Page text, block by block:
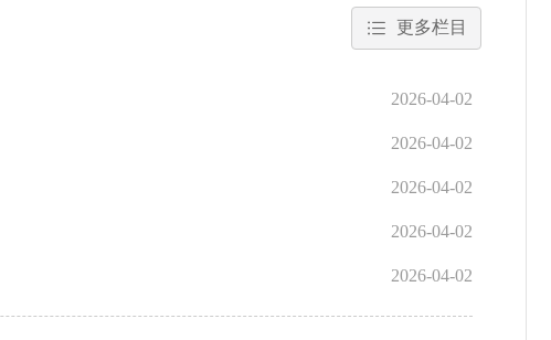
更多栏目
2026-04-02
2026-04-02
2026-04-02
2026-04-02
2026-04-02